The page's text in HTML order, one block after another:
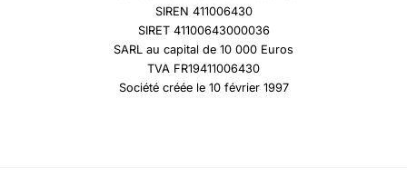
SIREN 411006430
SIRET 41100643000036
SARL au capital de 10 000 Euros
TVA FR19411006430
Société créée le 10 février 1997